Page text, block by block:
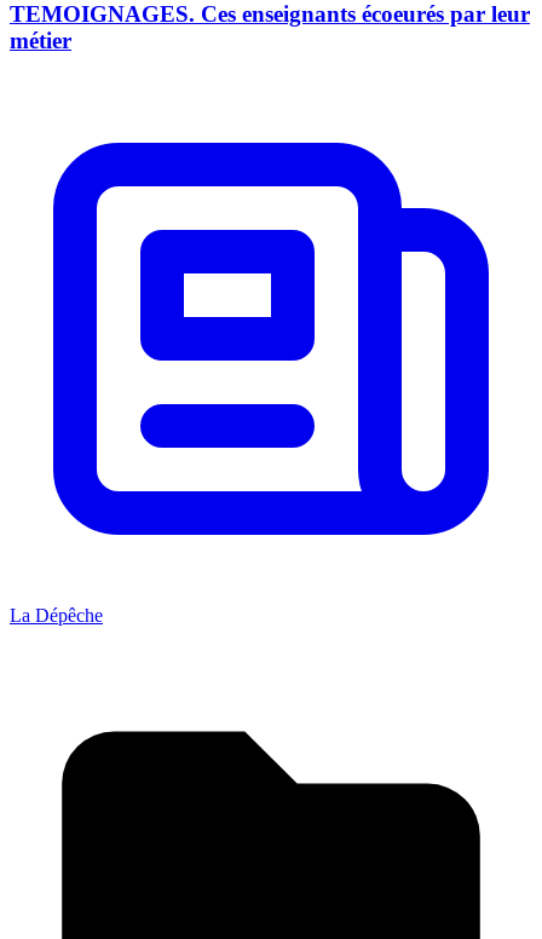
TEMOIGNAGES. Ces enseignants écoeurés par leur
métier
La Dépêche